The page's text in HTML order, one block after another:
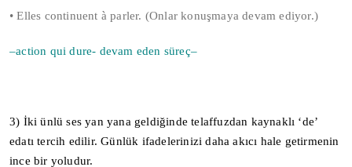
• Elles continuent à parler. (Onlar konuşmaya devam ediyor.)
–action qui dure- devam eden süreç–
3) İki ünlü ses yan yana geldiğinde telaffuzdan kaynaklı ‘de’
edatı tercih edilir. Günlük ifadelerinizi daha akıcı hale getirmenin
ince bir yoludur.